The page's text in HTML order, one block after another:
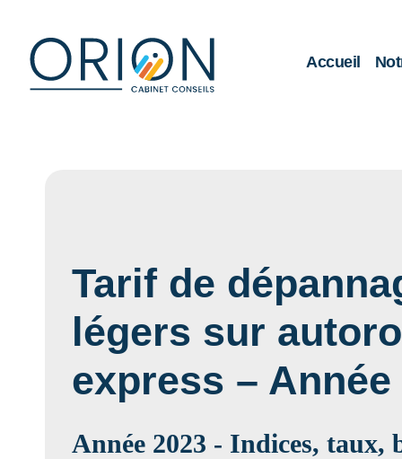
Accueil
Tarif de
légers sur
express – Année
Année 2023 - Indices, taux,